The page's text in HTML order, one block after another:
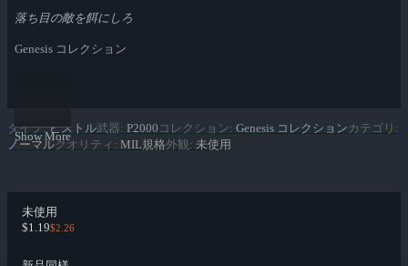
落ち目の敵を餌にしろ
Genesis コレクション
Show More
タイプ: ピストル武器: P2000 コレクション: Genesis コレクション カテゴリ :
ノーマルクオリティ : MIL規格外観: 未使用
未使用
$1.19$2.26